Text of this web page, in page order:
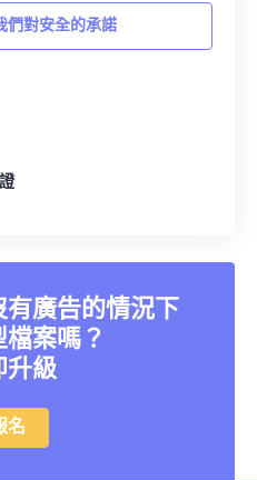
們對安全的承諾
廣告的情況下
案嗎？
升級
名